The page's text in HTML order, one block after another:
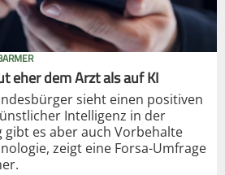
eher dem Arzt als auf KI
sieht einen positiven
Intelligenz in der
gibt es aber auch Vorbehalte
zeigt eine Forsa-Umfrage